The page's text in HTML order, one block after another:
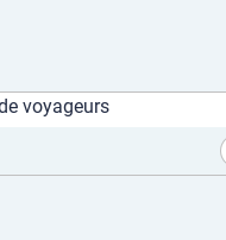
voyageurs